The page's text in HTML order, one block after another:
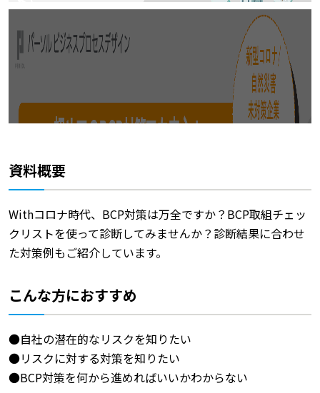
資料概要
Withコロナ時代、BCP対策は万全ですか？BCP取組チェッ
クリストを使って診断してみませんか？診断結果に合わせ
た対策例もご紹介しています。
こんな方におすすめ
●自社の潜在的なリスクを知りたい
●リスクに対する対策を知りたい
●BCP対策を何から進めればいいかわからない